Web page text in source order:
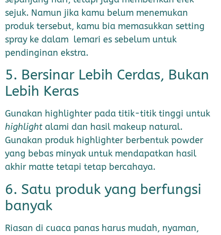
sejuk. Namun jika kamu belum menemukan
produk tersebut, kamu bia memasukkan setting
spray ke dalam lemari es sebelum untuk
pendinginan ekstra.
5. Bersinar Lebih Cerdas, Bukan
Lebih Keras
Gunakan highlighter pada titik-titik tinggi untuk
highlight alami dan hasil makeup natural.
Gunakan produk highlighter berbentuk powder
yang bebas minyak untuk mendapatkan hasil
akhir matte tetapi tetap bercahaya.
6. Satu produk yang berfungsi
banyak
Riasan di cuaca panas harus mudah, nyaman,